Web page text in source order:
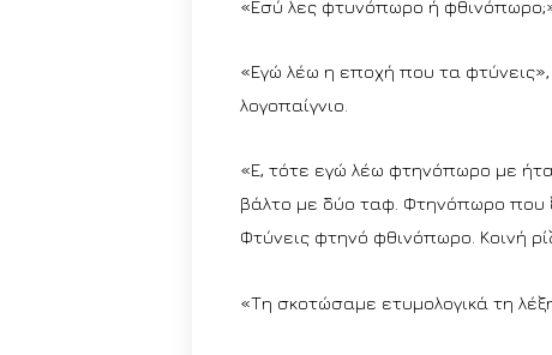
«Εσύ λες φτυνόπωρο ή
«Εγώ λέω η εποχή που τα
λογοπαίγνιο.
«Ε, τότε εγώ λέω φτηνόπωρο με
βάλτο με δύο ταφ. Φτηνόπωρο που
Φτύνεις φτηνό φθινόπωρο. Κοινή
«Τη σκοτώσαμε ετυμολογικά τη